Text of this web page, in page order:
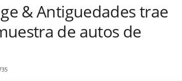
& Antiguedades trae
de autos de